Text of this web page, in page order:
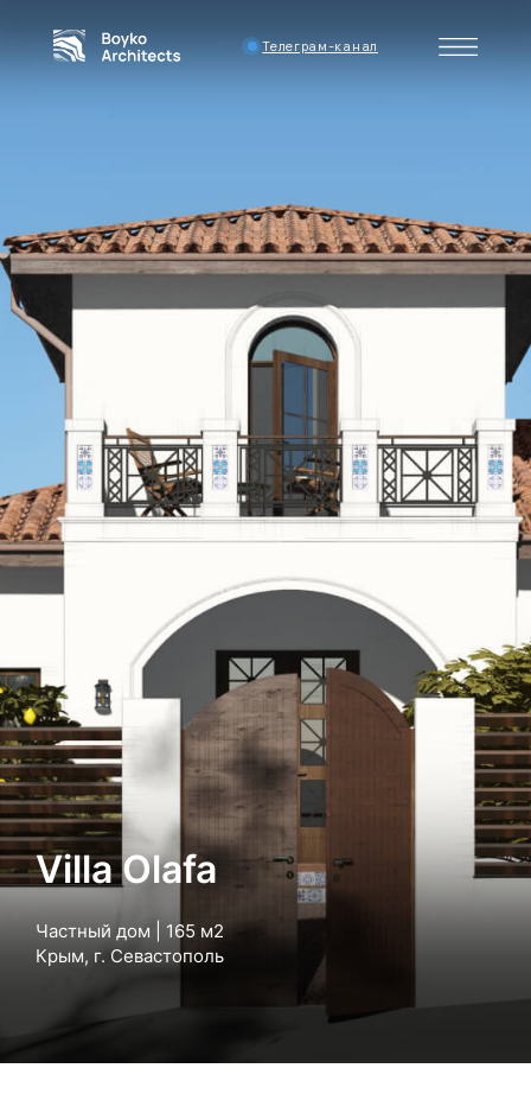
Villa Olafa
Частный дом | 165 м2
Крым, г. Севастополь